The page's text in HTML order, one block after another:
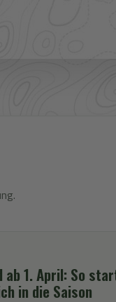
ab 1. April: So
in die Saison